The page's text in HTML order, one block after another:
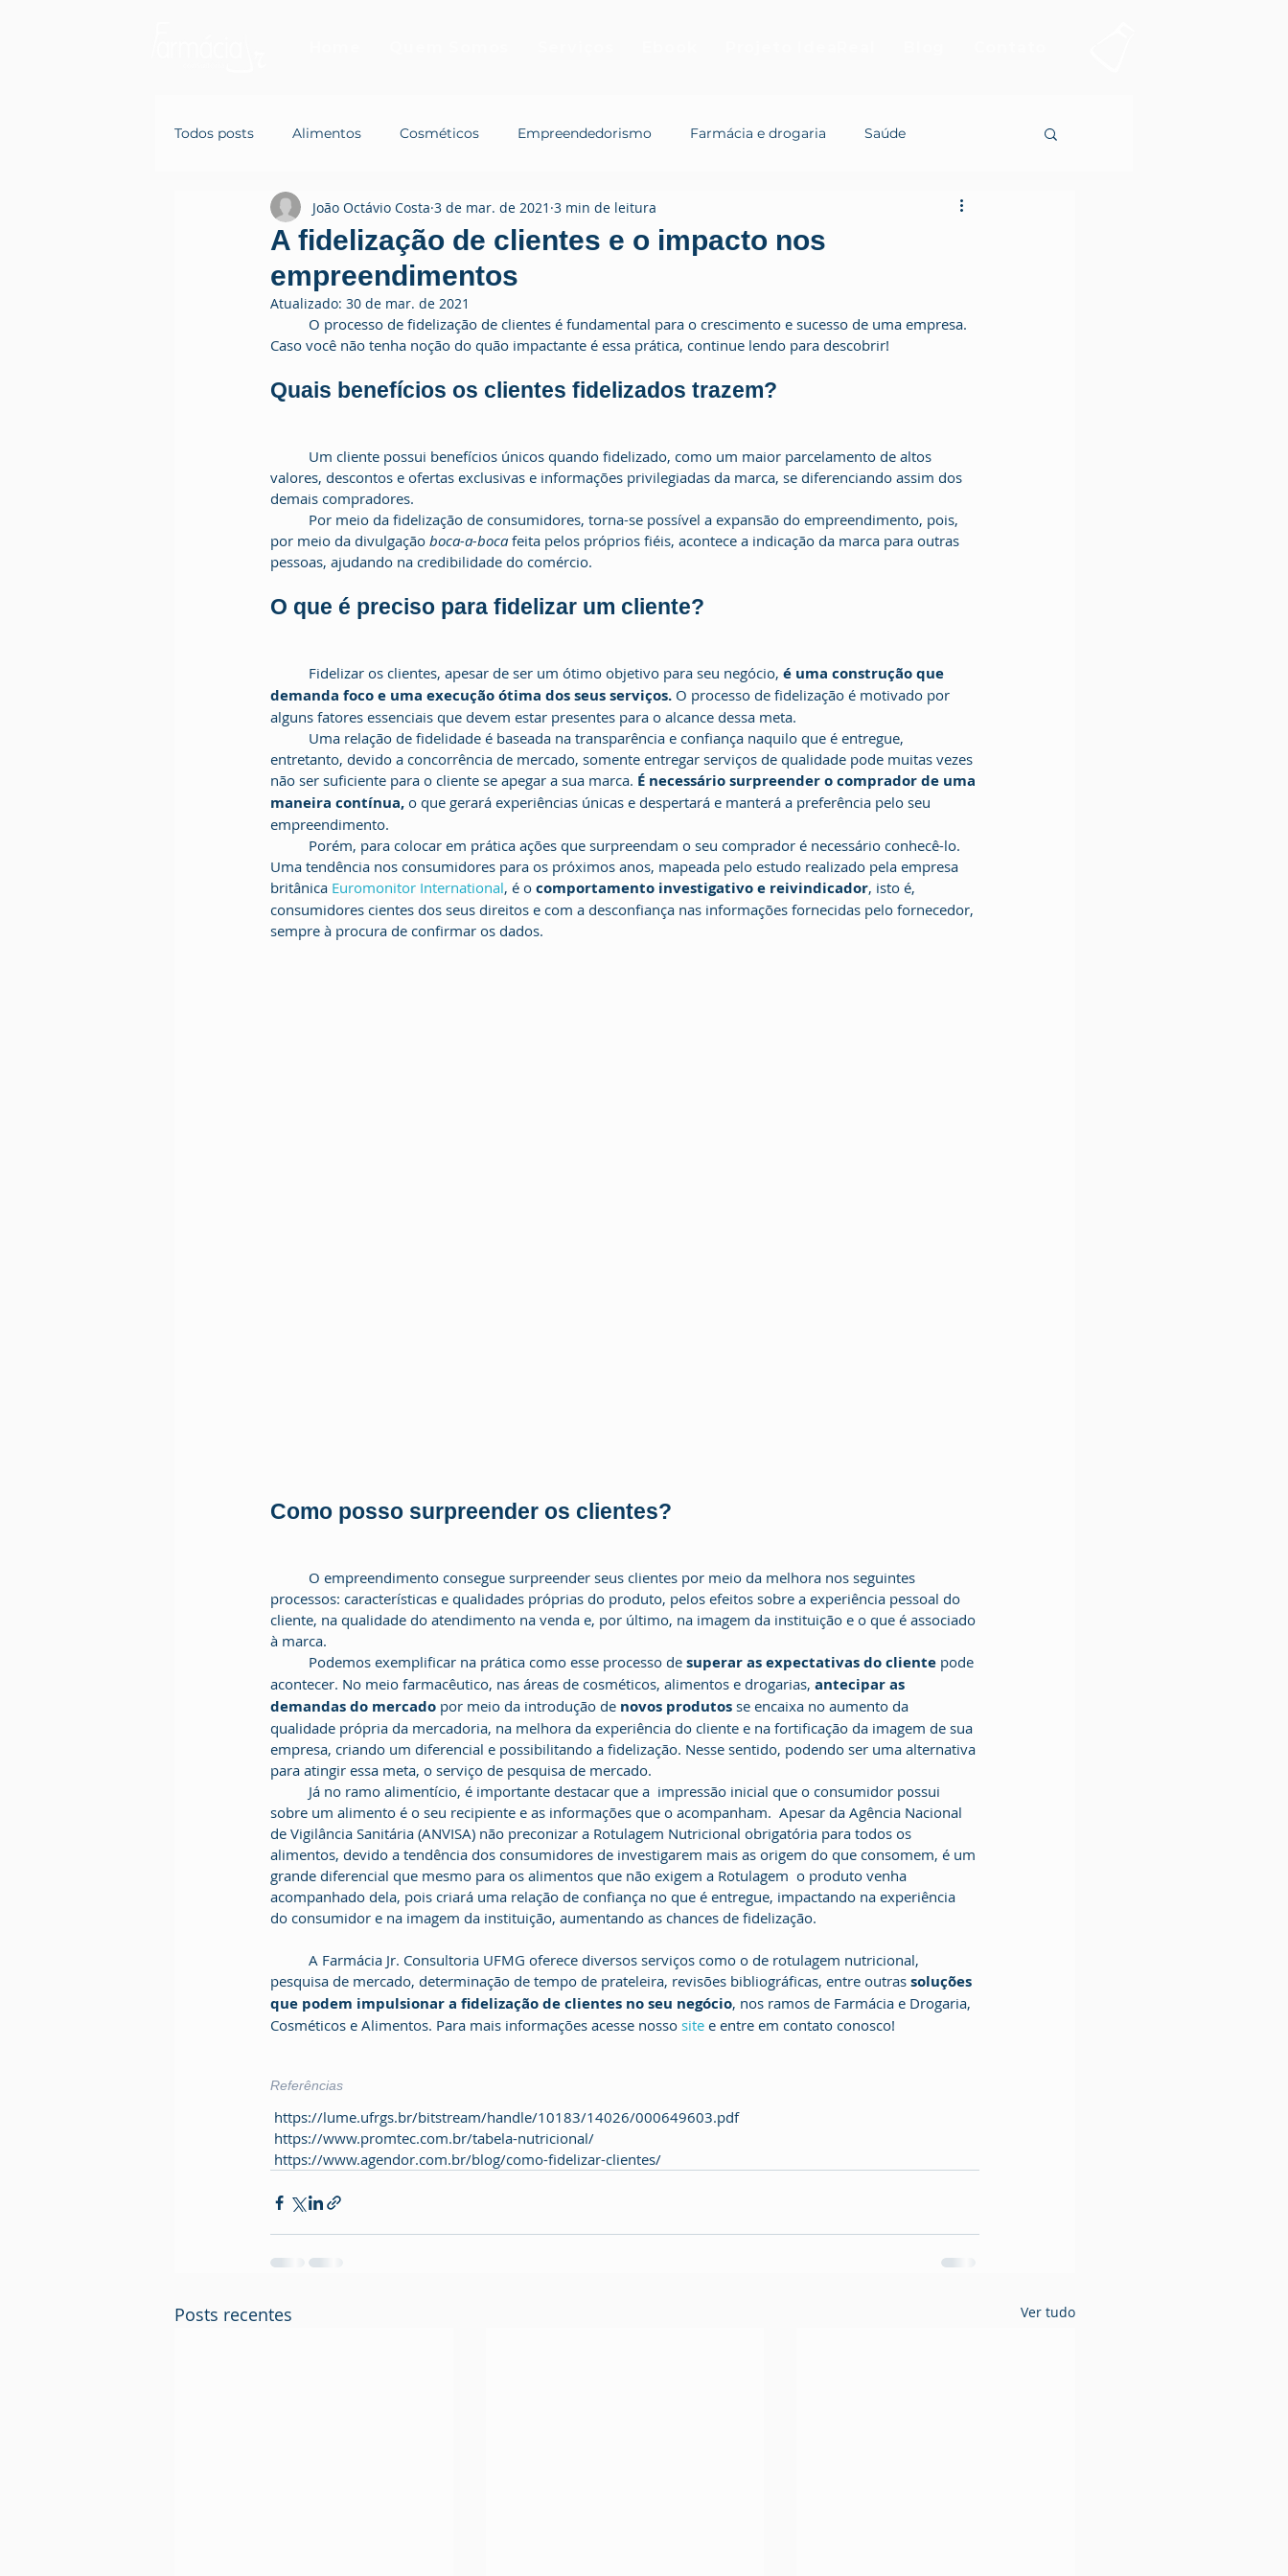
Todos posts Alimentos Cosméticos Empreendedorismo Farmácia e drogaria Saúde
A fidelização de clientes e o impacto nos
empreendimentos
João Octávio Costa 3 de mar. de 2021 3 min de leitura
Atualizado: 30 de mar. de 2021
Caso você não tenha noção do quão impactante é essa prática, continue lendo para descobrir!
Quais benefícios os clientes fidelizados trazem?
valores, descontos e ofertas exclusivas e informações privilegiadas da marca, se diferenciando assim dos
demais compradores.
por meio da divulgação boca-a-boca feita pelos próprios fiéis, acontece a indicação da marca para outras
pessoas, ajudando na credibilidade do comércio.
O que é preciso para fidelizar um cliente?
	Fidelizar os clientes, apesar de ser um ótimo objetivo para seu negócio,
é uma construção que
demanda foco e uma execução ótima dos seus serviços. O processo de fidelização é motivado por
alguns fatores essenciais que devem estar presentes para o alcance dessa meta.
entretanto, devido a concorrência de mercado, somente entregar serviços de qualidade pode muitas vezes
não ser suficiente para o cliente se apegar a sua marca. É necessário surpreender o comprador de uma
maneira contínua, o que gerará experiências únicas e despertará e manterá a preferência pelo seu
empreendimento.
Uma tendência nos consumidores para os próximos anos, mapeada pelo estudo realizado pela empresa
britânica Euromonitor International, é o comportamento investigativo e reivindicador, isto é,
consumidores cientes dos seus direitos e com a desconfiança nas informações fornecidas pelo fornecedor,
sempre à procura de confirmar os dados.
Como posso surpreender os clientes?
processos: características e qualidades próprias do produto, pelos efeitos sobre a experiência pessoal do
cliente, na qualidade do atendimento na venda e, por último, na imagem da instituição e o que é associado
à marca.
	Podemos exemplificar na prática como esse processo de
superar as expectativas do cliente pode
acontecer. No meio farmacêutico, nas áreas de cosméticos, alimentos e drogarias, antecipar as
demandas do mercado por meio da introdução de novos produtos se encaixa no aumento da
qualidade própria da mercadoria, na melhora da experiência do cliente e na fortificação da imagem de sua
empresa, criando um diferencial e possibilitando a fidelização. Nesse sentido, podendo ser uma alternativa
para atingir essa meta, o serviço de pesquisa de mercado.
sobre um alimento é o seu recipiente e as informações que o acompanham.  Apesar da Agência Nacional
de Vigilância Sanitária (ANVISA) não preconizar a Rotulagem Nutricional obrigatória para todos os
alimentos, devido a tendência dos consumidores de investigarem mais as origem do que consomem, é um
grande diferencial que mesmo para os alimentos que não exigem a Rotulagem  o produto venha
acompanhado dela, pois criará uma relação de confiança no que é entregue, impactando na experiência
do consumidor e na imagem da instituição, aumentando as chances de fidelização.
pesquisa de mercado, determinação de tempo de prateleira, revisões bibliográficas, entre outras soluções
que podem impulsionar a fidelização de clientes no seu negócio, nos ramos de Farmácia e Drogaria,
Cosméticos e Alimentos. Para mais informações acesse nosso site e entre em contato conosco!
Referências
https://lume.ufrgs.br/bitstream/handle/10183/14026/000649603.pdf
https://www.promtec.com.br/tabela-nutricional/
https://www.agendor.com.br/blog/como-fidelizar-clientes/
Posts recentes Ver tudo